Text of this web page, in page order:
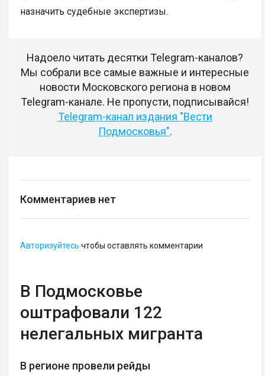
назначить судебные экспертизы.
Надоело читать десятки Telegram-каналов?
Мы собрали все самые важные и интересные
новости Московского региона в новом
Telegram-канале. Не пропусти, подписывайся!
Telegram-канал издания "Вести
Подмосковья".
Комментариев нет
Авторизуйтесь чтобы оставлять комментарии
В Подмосковье
оштрафовали 122
нелегальных мигранта
В регионе провели рейды